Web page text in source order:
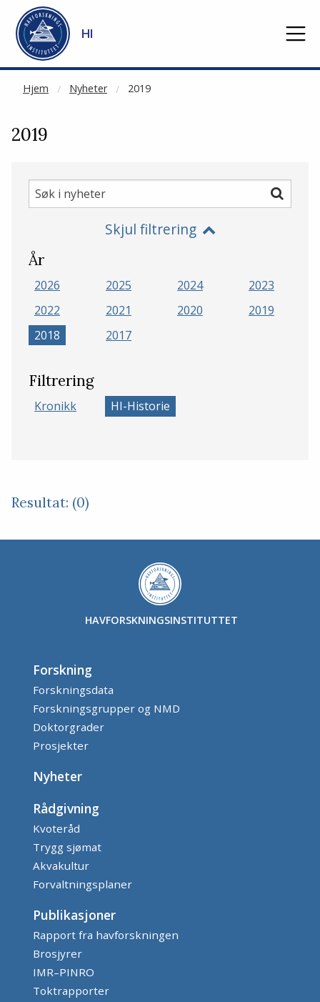
Gå til hovedinnhold
HI
Hjem Nyheter 2019
NOT CACHED
2019
Søk
i
Søk
Skjul filtrering
År
2026 2025 2024
2023
2022
2021 2020
2019
2018
2017
Filtrering
Kronikk HI-Historie
Resultat: (0)
HAVFORSKNINGSINSTITUTTET
Forskning
Forskningsdata
Forskningsgrupper og NMD
Doktorgrader
Prosjekter
Nyheter
Rådgivning
Kvoteråd
Trygg sjømat
Akvakultur
Forvaltningsplaner
Publikasjoner
Rapport fra havforskningen
Brosjyrer
IMR–PINRO
Toktrapporter